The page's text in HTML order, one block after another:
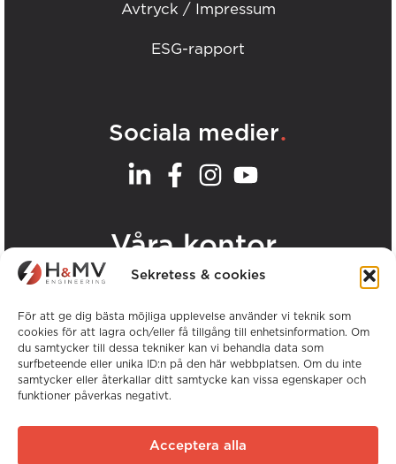
Sekretess & cookies
För att ge dig bästa möjliga upplevelse använder vi teknik som
cookies för att lagra och/eller få tillgång till enhetsinformation. Om
du samtycker till dessa tekniker kan vi behandla data som
surfbeteende eller unika ID:n på den här webbplatsen. Om du inte
samtycker eller återkallar ditt samtycke kan vissa egenskaper och
funktioner påverkas negativt.
Acceptera alla
Avtryck / Impressum
ESG-rapport
Sociala medier.
Våra kontor.
Copyright © H&MV Engineering. Alla rättigheter
förbehållna.